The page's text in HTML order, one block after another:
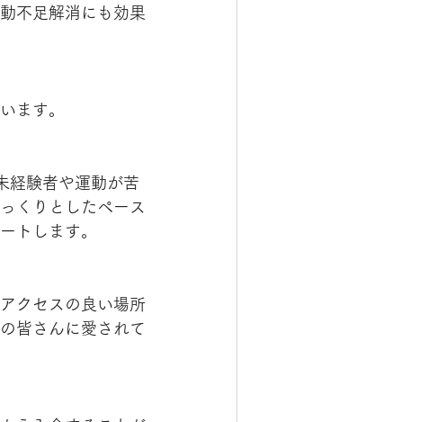
不足解消にも効果
ます。
経験者や運動が苦
くりとしたペース
トします。
クセスの良い場所
皆さんに愛されて